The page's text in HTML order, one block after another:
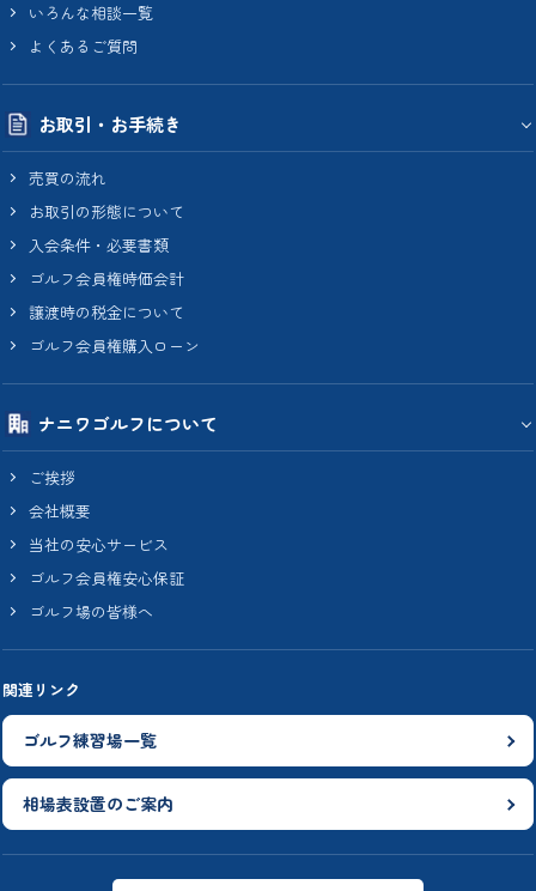
いろんな相談一覧
よくあるご質問
お取引・お手続き
売買の流れ
お取引の形態について
入会条件・必要書類
ゴルフ会員権時価会計
譲渡時の税金について
ゴルフ会員権購入ローン
ナニワゴルフについて
ご挨拶
会社概要
当社の安心サービス
ゴルフ会員権安心保証
ゴルフ場の皆様へ
関連リンク
ゴルフ練習場一覧
相場表設置のご案内